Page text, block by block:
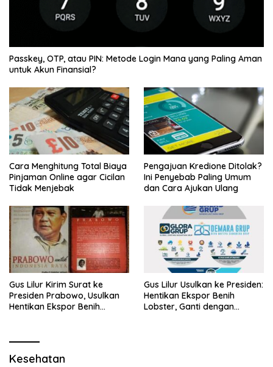
Passkey, OTP, atau PIN: Metode Login Mana yang Paling Aman
untuk Akun Finansial?
Cara Menghitung Total Biaya
Pinjaman Online agar Cicilan
Tidak Menjebak
Pengajuan Kredione Ditolak?
Ini Penyebab Paling Umum
dan Cara Ajukan Ulang
Gus Lilur Kirim Surat ke
Presiden Prabowo, Usulkan
Hentikan Ekspor Benih
Gus Lilur Usulkan ke Presiden:
Hentikan Ekspor Benih
Lobster, Ganti dengan
Kesehatan